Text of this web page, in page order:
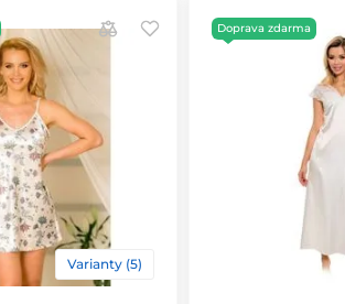
Varianty (5)
Doprava zdarma